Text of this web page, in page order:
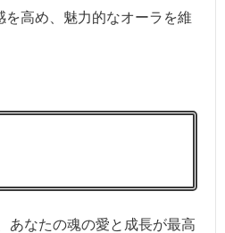
を高め、魅力的なオーラを維
あなたの魂の愛と成長が最高